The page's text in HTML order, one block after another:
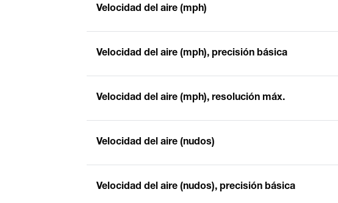
Velocidad del aire (mph)
Velocidad del aire (mph), precisión básica
Velocidad del aire (mph), resolución máx.
Velocidad del aire (nudos)
Velocidad del aire (nudos), precisión básica